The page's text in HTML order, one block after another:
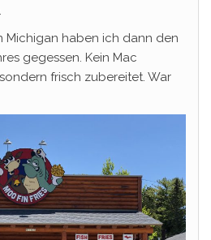
Michigan haben ich dann den
gegessen. Kein Mac
frisch zubereitet. War